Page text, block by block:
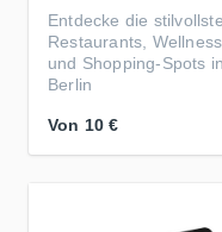
Entdecke die
Restaurants,
und Shopping-Spots in
Berlin
Von 10 €